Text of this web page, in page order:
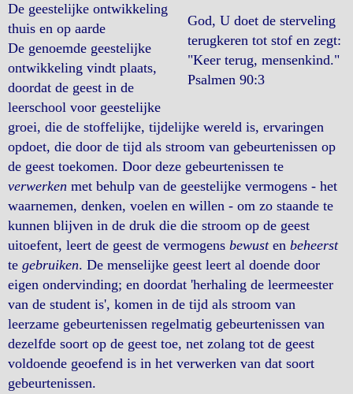
God, U doet de sterveling
terugkeren tot stof en zegt:
"Keer terug, mensenkind."
Psalmen 90:3
De geestelijke ontwikkeling
thuis en op aarde
De genoemde geestelijke
ontwikkeling vindt plaats,
doordat de geest in de
leerschool voor geestelijke
groei, die de stoffelijke, tijdelijke wereld is, ervaringen
opdoet, die door de tijd als stroom van gebeurtenissen op
de geest toekomen. Door deze gebeurtenissen te
verwerken met behulp van de geestelijke vermogens - het
waarnemen, denken, voelen en willen - om zo staande te
kunnen blijven in de druk die die stroom op de geest
uitoefent, leert de geest de vermogens bewusten beheerst
te gebruiken. De menselijke geest leert al doende door
eigen ondervinding; en doordat 'herhaling de leermeester
van de student is', komen in de tijd als stroom van
leerzame gebeurtenissen regelmatig gebeurtenissen van
dezelfde soort op de geest toe, net zolang tot de geest
voldoende geoefend is in het verwerken van dat soort
gebeurtenissen.